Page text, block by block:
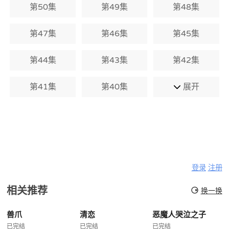
第50集 第49集 第48集
第47集 第46集 第45集
第44集 第43集 第42集
第41集 第40集 展开
登录 注册
相关推荐 换一换
兽爪
已完结
清恋
已完结
恶魔人哭泣之子
已完结